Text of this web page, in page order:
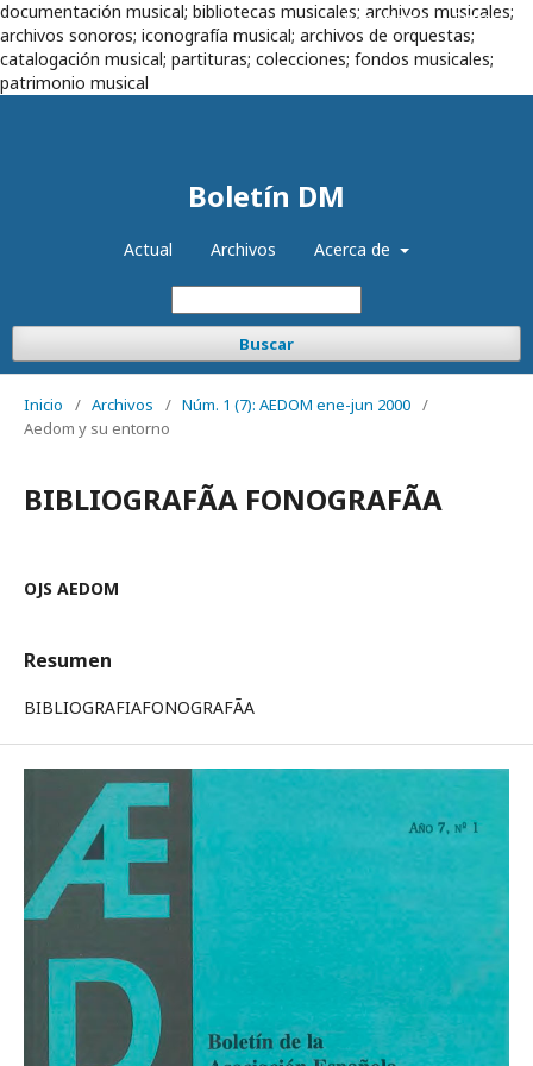
documentación musical; bibliotecas musicales; archivos musicales;
archivos sonoros; iconografía musical; archivos de orquestas;
catalogación musical; partituras; colecciones; fondos musicales;
patrimonio musical
Boletín DM
Actual Archivos Acerca de
Buscar
Registrarse Entrar
Inicio / Archivos / Núm. 1 (7): AEDOM ene-jun 2000 /
Aedom y su entorno
BIBLIOGRAFÃA FONOGRAFÃA
OJS AEDOM
Resumen
BIBLIOGRAFIAFONOGRAFÃA